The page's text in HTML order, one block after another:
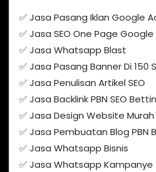
✅ Jasa Pasang Iklan Google
✅ Jasa SEO One Page
✅ Jasa Whatsapp Blast
✅ Jasa Pasang Banner Di 150
✅ Jasa Penulisan Artikel SEO
✅ Jasa Backlink PBN SEO
✅ Jasa Design Website
✅ Jasa Pembuatan Blog PBN
✅ Jasa Whatsapp Bisnis
✅ Jasa Whatsapp Kampanye